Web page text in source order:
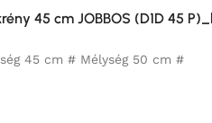
45 cm JOBBOS (D1D 45
45 cm # Mélység 50 cm #